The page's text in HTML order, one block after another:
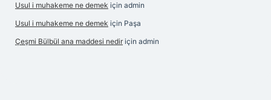
Usul i muhakeme ne demek için admin
Usul i muhakeme ne demek için Paşa
Çeşmi Bülbül ana maddesi nedir için admin